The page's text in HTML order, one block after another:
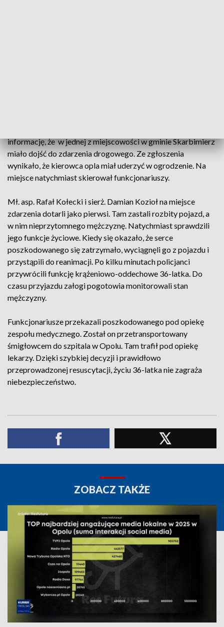
informację, że w jednej z miejscowości w gminie Skarbimierz
miało dojść do zdarzenia drogowego. Ze zgłoszenia
wynikało, że kierowca opla miał uderzyć w ogrodzenie. Na
miejsce natychmiast skierował funkcjonariuszy.
Mł. asp. Rafał Kołecki i sierż. Damian Kozioł na miejsce
zdarzenia dotarli jako pierwsi. Tam zastali rozbity pojazd, a
w nim nieprzytomnego mężczyznę. Natychmiast sprawdzili
jego funkcje życiowe. Kiedy się okazało, że serce
poszkodowanego się zatrzymało, wyciągnęli go z pojazdu i
przystąpili do reanimacji. Po kilku minutach policjanci
przywrócili funkcję krążeniowo-oddechowe 36-latka. Do
czasu przyjazdu załogi pogotowia monitorowali stan
mężczyzny.
Funkcjonariusze przekazali poszkodowanego pod opiekę
zespołu medycznego. Został on przetransportowany
śmigłowcem do szpitala w Opolu. Tam trafił pod opiekę
lekarzy. Dzięki szybkiej decyzji i prawidłowo
przeprowadzonej resuscytacji, życiu 36-latka nie zagraża
niebezpieczeństwo.
ZOBACZ TAKŻE